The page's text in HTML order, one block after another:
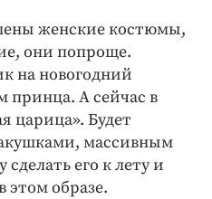
женские костюмы,
они попроще.
на новогодний
принца. А сейчас в
царица». Будет
массивным
его к лету и
этом образе.